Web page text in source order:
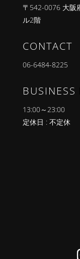
〒542-0076 大阪
ル2階
CONTACT
06-6484-8225
BUSINESS
13:00～23:00
定休日 : 不定休